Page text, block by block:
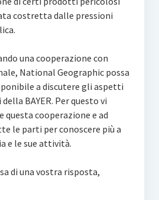
costretta dalle pressioni
una cooperazione con
National Geographic possa
a discutere gli aspetti
BAYER. Per questo vi
cooperazione e ad
le parti per conoscere più a
e le sue attività.
di una vostra risposta,